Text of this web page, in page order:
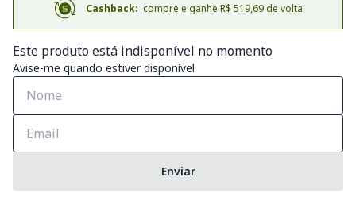
Cashback: compre e ganhe R$ 519,69 de volta
Este produto está indisponível no momento
Avise-me quando estiver disponível
Enviar